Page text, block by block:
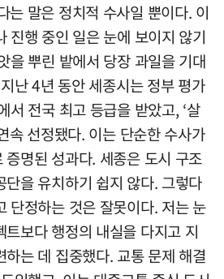
는 말은 정치적 수사일 뿐이다. 이
진행 중인 일은 눈에 보이지 않기
을 뿌린 밭에서 당장 과일을 기대
난 4년 동안 세종시는 정부 평가
서 전국 최고 등급을 받았고, ‘살
속 선정됐다. 이는 단순한 수사가
증명된 성과다. 세종은 도시 구조
단을 유치하기 쉽지 않다. 그렇다
단정하는 것은 잘못이다. 저는 눈
보다 행정의 내실을 다지고 지
는 데 집중했다. 교통 문제 해결